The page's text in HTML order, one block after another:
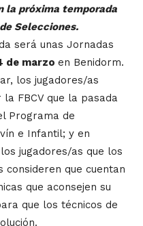
la próxima temporada
Selecciones.
será unas Jornadas
de marzo en Benidorm.
los jugadores/as
FBCV que la pasada
Programa de
e Infantil; y en
jugadores/as que los
consideren que cuentan
que aconsejen su
que los técnicos de